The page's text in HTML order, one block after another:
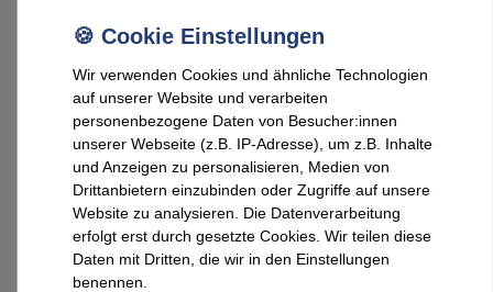
langlebige Wohndekoration.
Metallkonstruktion, die auch schwere Mäntel und
Taschen sicher trägt.
Zeitloses Design:Sichern Sie sich einen modernen Look,
der sowohl im Flur als auch im Bad oder Schlafzimmer
eine erstklassige Figur macht.
Platzsparende Lösung:
Nutzen Sie die kompakte
Bauweise für optimale Ordnung selbst in kleinen oder
schmalen Wohnbereichen.
Wir verwenden Cookies und ähnliche Technologien
auf unserer Website und verarbeiten
personenbezogene Daten von Besucher:innen
unserer Webseite (z.B. IP-Adresse), um z.B. Inhalte
und Anzeigen zu personalisieren, Medien von
Drittanbietern einzubinden oder Zugriffe auf unsere
Website zu analysieren. Die Datenverarbeitung
erfolgt erst durch gesetzte Cookies. Wir teilen diese
Daten mit Dritten, die wir in den Einstellungen
benennen.